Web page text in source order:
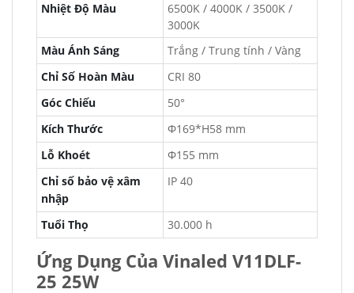
Nhiệt Độ Màu
6500K / 4000K / 3500K /
3000K
Màu Ánh Sáng
Trắng / Trung tính / Vàng
Chỉ Số Hoàn Màu
CRI 80
Góc Chiếu
50°
Kích Thước
Φ169*H58 mm
Lỗ Khoét
Φ155 mm
Chỉ số bảo vệ xâm
nhập
IP 40
Tuổi Thọ 30.000 h
Ứng Dụng Của Vinaled V11DLF-
25 25W